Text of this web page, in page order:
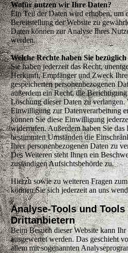
Wofür nutzen wir Ihre Daten?
Ein Teil der Daten wird erhoben, um
Bereitstellung der Website zu
Daten können zur Analyse Ihres
werden.
Welche Rechte haben Sie
Sie haben jederzeit das Recht,
Herkunft, Empfänger und Zweck
gespeicherten personenbezogenen
außerdem ein Recht, die
Löschung dieser Daten zu verlangen.
Einwilligung zur Datenverarbeitung
können Sie diese Einwilligung
widerrufen. Außerdem haben Sie das
bestimmten Umständen die
Ihrer personenbezogenen Daten zu
Des Weiteren steht Ihnen ein
zuständigen Aufsichtsbehörde zu.
Hierzu sowie zu weiteren Fragen
können Sie sich jederzeit an uns
Analyse-Tools und Tools
Drittanbietern
Beim Besuch dieser Website kann
ausgewertet werden. Das geschieht
allem mit sogenannten